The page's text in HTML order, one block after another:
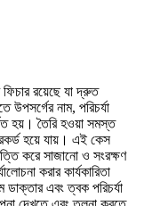
রয়েছে যা দ্রুত
নাম, পরিচর্যা
হয়। তৈরি হওয়া সমস্ত
হয়ে যায়। এই কেস
করে সাজানো ও সংরক্ষণ
করার কার্যকারিতা
ডাক্তার এবং ত্বক পরিচর্যা